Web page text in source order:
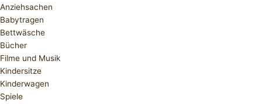
Anziehsachen
Babytragen
Bettwäsche
Bücher
Filme und Musik
Kindersitze
Kinderwagen
Spiele